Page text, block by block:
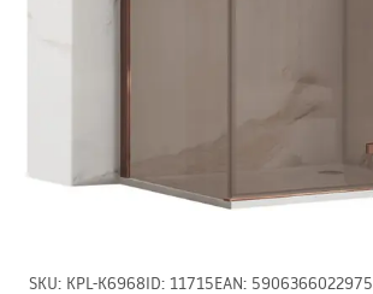
SKU: KPL-K6968ID: 11715EAN: 5906366022975